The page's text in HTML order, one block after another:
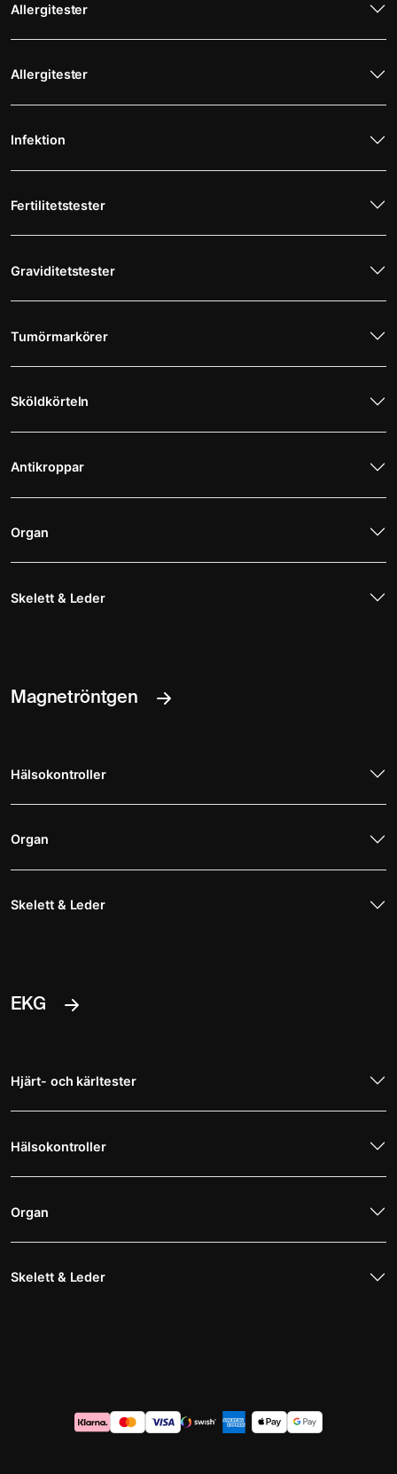
Allergitester
Allergitester
Infektion
Fertilitetstester
Graviditetstester
Tumörmarkörer
Sköldkörteln
Antikroppar
Organ
Skelett & Leder
Magnetröntgen
Hälsokontroller
Organ
Skelett & Leder
EKG
Hjärt- och kärltester
Hälsokontroller
Organ
Skelett & Leder